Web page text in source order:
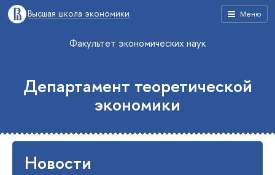
Меню
Высшая школа экономики
Факультет экономических наук
Департамент теоретической
экономики
Новости